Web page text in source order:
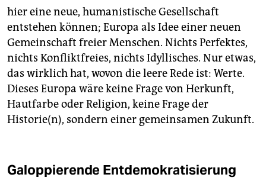
hier eine neue, humanistische Gesellschaft
entstehen können; Europa als Idee einer neuen
Gemeinschaft freier Menschen. Nichts Perfektes,
nichts Konfliktfreies, nichts Idyllisches. Nur etwas,
das wirklich hat, wovon die leere Rede ist: Werte.
Dieses Europa wäre keine Frage von Herkunft,
Hautfarbe oder Religion, keine Frage der
Historie(n), sondern einer gemeinsamen Zukunft.
Galoppierende Entdemokratisierung